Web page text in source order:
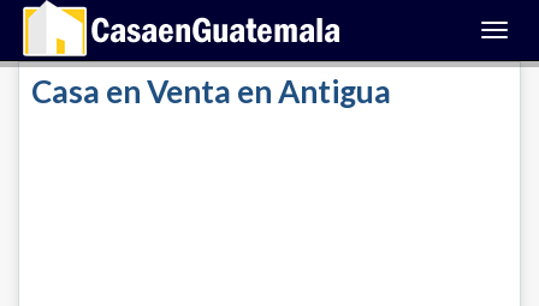
Casa en Venta en Antigua